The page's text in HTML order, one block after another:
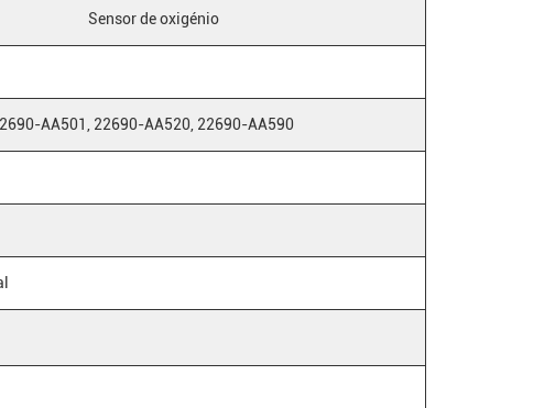
Sensor de oxigénio
AA501, 22690-AA520, 22690-AA590